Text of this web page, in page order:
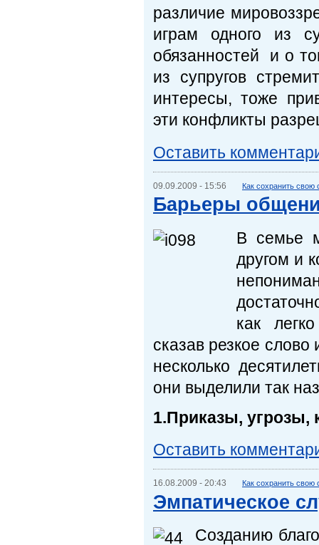
различие
играм одного из
обязанностей и о
из супругов
интересы, тоже
эти конфликты
Оставить
09.09.2009 - 15:56 Как сохранить
Барьеры
В семье
другом и
как
сказав резкое
несколько
они выделили так
1.Приказы,
Оставить
16.08.2009 - 20:43 Как сохранить
Эмпатическое
Созданию